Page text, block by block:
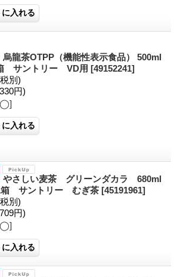
烏龍茶OTPP（機能性表示食品） 500ml
サントリー VD用 [49152241]
別)
円)
◯]
やさしい麦茶 グリーンダカラ 680ml
箱 サントリー むぎ茶 [45191961]
別)
円)
◯]